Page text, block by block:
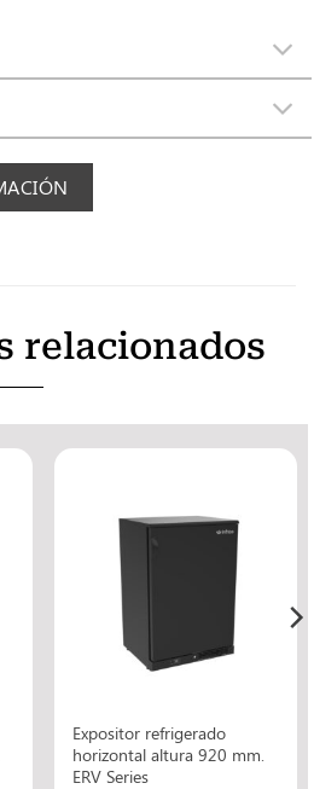
relacionados
Expositor refrigerado
horizontal altura 920 mm.
ERV Series